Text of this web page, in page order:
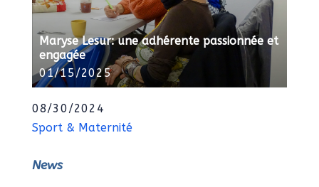
Maryse Lesur: une adhérente passionnée et
engagée
01/15/2025
08/30/2024
Sport & Maternité
News